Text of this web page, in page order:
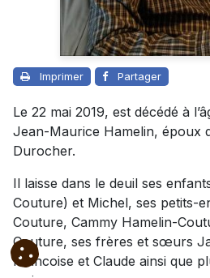
Imprimer Partager
Le 22 mai 2019, est décédé à
Jean-Maurice Hamelin, époux
Durocher.
Il laisse dans le deuil ses
Couture) et Michel, ses petits-
Couture, Cammy Hamelin-
Couture, ses frères et sœurs
Francoise et Claude ainsi que